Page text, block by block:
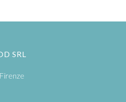
SRL